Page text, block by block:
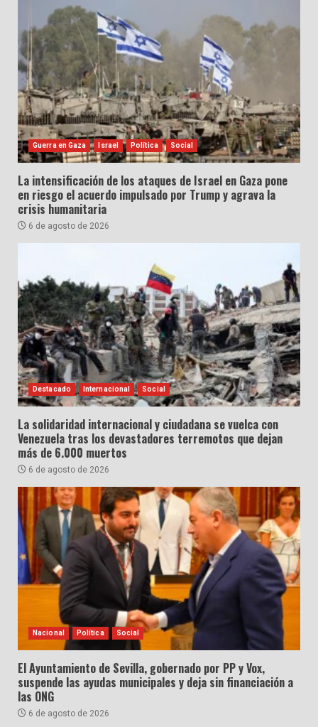
Guerra en Gaza Israel Política Social
La intensificación de los ataques de Israel en Gaza pone
en riesgo el acuerdo impulsado por Trump y agrava la
crisis humanitaria
6 de agosto de 2026
Destacado Internacional Social
La solidaridad internacional y ciudadana se vuelca con
Venezuela tras los devastadores terremotos que dejan
más de 6.000 muertos
6 de agosto de 2026
Nacional Política Social
El Ayuntamiento de Sevilla, gobernado por PP y Vox,
suspende las ayudas municipales y deja sin financiación a
las ONG
6 de agosto de 2026